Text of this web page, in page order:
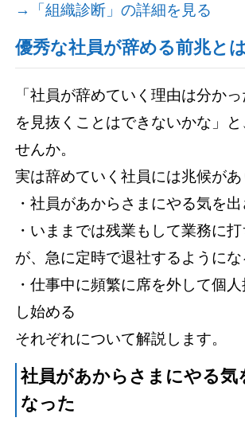
→「組織診断」の詳細を見る
優秀な社員が辞める前兆と
「社員が辞めていく理由は分か
を見抜くことはできないかな」と
せんか。
実は辞めていく社員には兆候があ
・社員があからさまにやる気を
・いままでは残業もして業務に
が、急に定時で退社するようにな
・仕事中に頻繁に席を外して個
し始める
それぞれについて解説します。
社員があからさまにやる気
なった